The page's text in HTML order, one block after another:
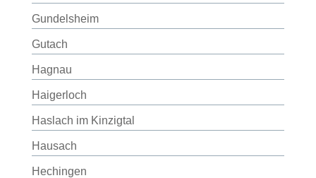
Gundelsheim
Gutach
Hagnau
Haigerloch
Haslach im Kinzigtal
Hausach
Hechingen